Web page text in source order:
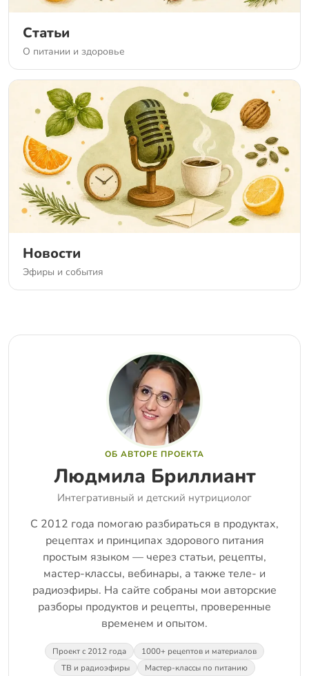
Статьи
О питании и здоровье
Новости
Эфиры и события
ОБ АВТОРЕ ПРОЕКТА
Людмила Бриллиант
Интегративный и детский нутрициолог
С 2012 года помогаю разбираться в продуктах,
рецептах и принципах здорового питания
простым языком — через статьи, рецепты,
мастер-классы, вебинары, а также теле- и
радиоэфиры. На сайте собраны мои авторские
разборы продуктов и рецепты, проверенные
временем и опытом.
Проект с 2012 года
1000+ рецептов и материалов
ТВ и радиоэфиры
Мастер-классы по питанию